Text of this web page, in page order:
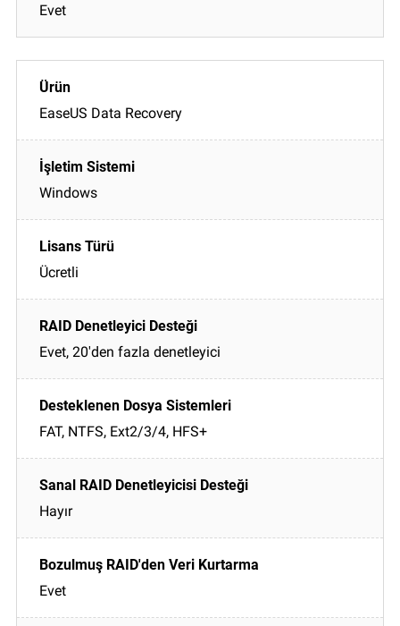
Evet
EaseUS Data Recovery
Windows
Ücretli
Evet, 20'den fazla denetleyici
FAT, NTFS, Ext2/3/4, HFS+
Hayır
Evet